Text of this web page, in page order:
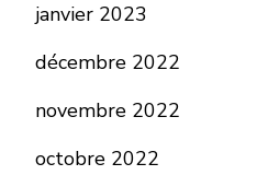
janvier 2023
décembre 2022
novembre 2022
octobre 2022